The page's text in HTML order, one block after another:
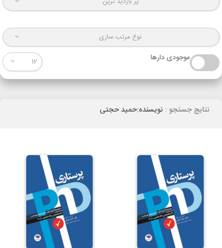
نوع مرتب سازی
موجودی دارها 12
نتایج جستجو : نویسنده:حمید حجتی